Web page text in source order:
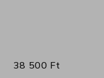
38 500 Ft